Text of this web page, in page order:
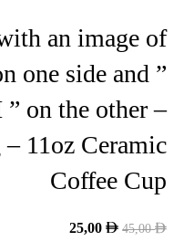
an image of
one side and ”
on the other –
11oz Ceramic
Coffee Cup
45,00
25,00